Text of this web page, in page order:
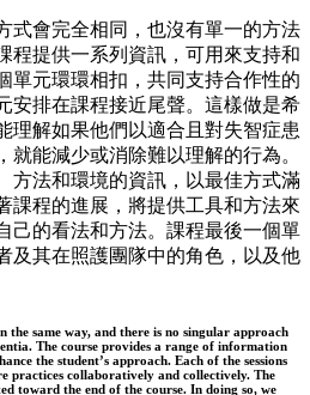
式會完全相同，也沒有單一的方法
程提供一系列資訊，可用來支持和
單元環環相扣，共同支持合作性的
安排在課程接近尾聲。這樣做是希
理解如果他們以適合且對失智症患
就能減少或消除難以理解的行為。
方法和環境的資訊，以最佳方式滿
課程的進展，將提供工具和方法來
己的看法和方法。課程最後一個單
及其在照護團隊中的角色，以及他
the same way, and there is no singular approach
The course provides a range of information
the student’s approach. Each of the sessions
practices collaboratively and collectively. The
toward the end of the course. In doing so, we